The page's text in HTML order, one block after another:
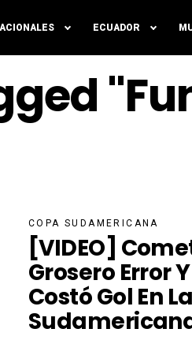
ECUADOR
COPA SUDAMERICANA
[VIDEO]
Grosero Error
Costó Gol En